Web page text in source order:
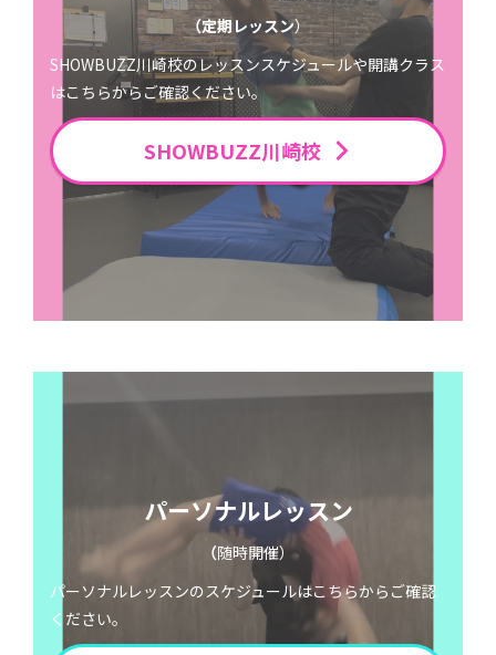
（定期レッスン）
SHOWBUZZ川崎校のレッスンスケジュールや開講クラス
はこちらからご確認ください。
SHOWBUZZ川崎校
パーソナルレッスン
（随時開催）
パーソナルレッスンのスケジュールはこちらからご確認
ください。